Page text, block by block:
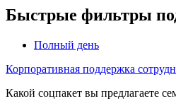
Быстрые фильтры
Полный день
Корпоративная поддержка
Какой соцпакет вы предлагаете